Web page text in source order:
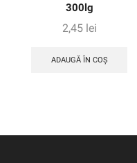
300lg
2,45 lei
ADAUGĂ ÎN COȘ